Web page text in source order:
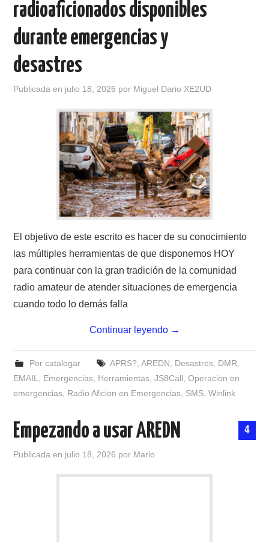
CONTACTO
HISTORIA DE LA RADIO
IMÁGENES CRECJ
LA PULGA MERCANTE
LITERATURA DE LA RADIO
MIEMBROS ORIGINALES
MODOS DIGITALES
MORSE CW APRENDE Y MAS
NUESTRAS ACTIVIDADES !
PATROCINADORES
PLAN DE BANDAS DE
RADIOAFICIONADOS EN MEXICO
PROMOCIÓN DE LA RADIO AFICIÓN
PROPAGACIÓN
SALÓN DE LA FAMA DEL CRECJ
radioaficionados disponibles
durante emergencias y
desastres
Publicada en julio 18, 2026 por Miguel Dario XE2UD
El objetivo de este escrito es hacer de su conocimiento
las múltiples herramientas de que disponemos HOY
para continuar con la gran tradición de la comunidad
radio amateur de atender situaciones de emergencia
cuando todo lo demás falla
Continuar leyendo →
Por catalogar APRS?, AREDN, Desastres, DMR,
EMAIL, Emergencias, Herramientas,JS8Call,Operacion en
emergencias, Radio Aficion en Emergencias, SMS,Winlink
4
Empezando a usar AREDN
Publicada en julio 18, 2026 por Mario